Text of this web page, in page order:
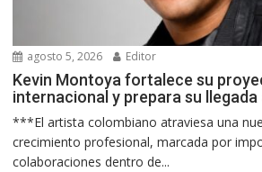
agosto 5, 2026 Editor
Kevin Montoya fortalece su
internacional y prepara su llegada
***El artista colombiano atraviesa una
crecimiento profesional, marcada por
colaboraciones dentro de...